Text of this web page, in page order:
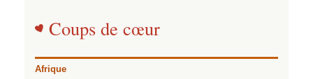
Coups de cœur
Afrique